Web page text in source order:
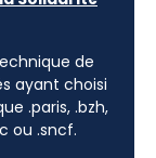
de
ayant choisi
.paris, .bzh,
ou .sncf.